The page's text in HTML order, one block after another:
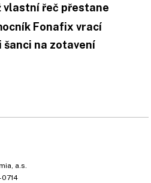
vlastní řeč přestane
Fonafix vrací
na zotavení
a.s.
0714